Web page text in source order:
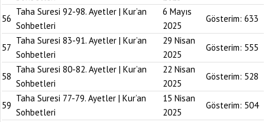
56
Taha Suresi 92-98. Ayetler | Kur’an
Sohbetleri
6 Mayıs
2025
Gösterim: 633
57
Taha Suresi 83-91. Ayetler | Kur’an
Sohbetleri
29 Nisan
2025
Gösterim: 555
58
Taha Suresi 80-82. Ayetler | Kur’an
Sohbetleri
22 Nisan
2025
Gösterim: 528
59
Taha Suresi 77-79. Ayetler | Kur’an
Sohbetleri
15 Nisan
2025
Gösterim: 504